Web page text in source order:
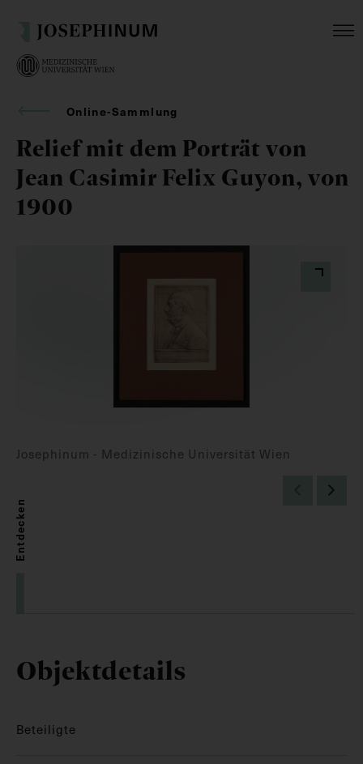
Online-Sammlung
Relief mit dem Porträt von
Jean Casimir Felix Guyon, von
1900
Josephinum - Medizinische Universität Wien
Entdecken
Objektdetails
Beteiligte